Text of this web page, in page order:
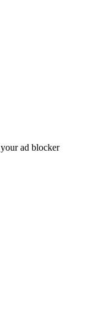
ad blocker